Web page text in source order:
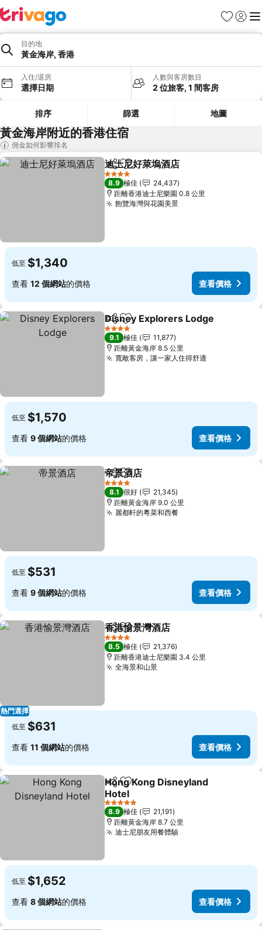
收藏夾
登入 選
目的地
黃金海岸, 香港
入住/退房
選擇日期
人數與客房數目
2 位旅客, 1 間客房
排序 篩選 地圖
黃金海岸附近的香港住宿
佣金如何影響排名
分享 放到收藏夾
迪士尼好萊塢酒店
4 星級
8.9 極佳
24,437
距離香港迪士尼樂園 0.8 公里
飽覽海灣與花園美景查看價格
低至 $1,340
查看 12 個網站的價格 查看價格
分享 放到收藏夾
Disney Explorers Lodge
4 星級
9.1 極佳
11,877
距離黃金海岸 8.5 公里
寬敞客房，讓一家人住得舒適
低至 $1,570
查看 9 個網站的價格 查看價格
分享 放到收藏夾
帝景酒店
4 星級
8.1 很好
21,345
距離黃金海岸 9.0 公里
麗都軒的粵菜和西餐查看價格
低至 $531
查看 9 個網站的價格 查看價格
熱門選擇
分享 放到收藏夾
香港愉景灣酒店
4 星級
8.5 極佳
21,376
距離香港迪士尼樂園 3.4 公里
全海景和山景查看價格
低至 $631
查看 11 個網站的價格 查看價格
分享 放到收藏夾
Hong Kong Disneyland
Hotel
查看價格
5 星級
8.9 極佳
21,191
距離黃金海岸 8.7 公里
迪士尼朋友用餐體驗查看價格
低至 $1,652
查看 8 個網站的價格 查看價格